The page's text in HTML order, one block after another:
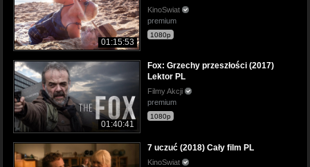
01:15:53
KinoSwiat
premium
1080p
01:40:41
Fox: Grzechy przeszłości (2017)
Lektor PL
Filmy Akcji
premium
1080p
7 uczuć (2018) Cały film PL
KinoSwiat